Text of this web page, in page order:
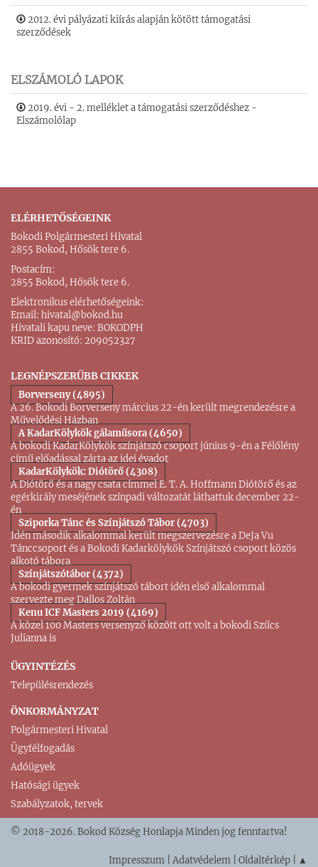
2012. évi pályázati kiírás alapján kötött támogatási
szerződések
ELSZÁMOLÓ LAPOK
2019. évi - 2. melléklet a támogatási szerződéshez -
Elszámolólap
ÖNKORMÁNYZAT
Polgármesteri Hivatal
Ügyfélfogadás
Adóügyek
Hatósági ügyek
Szabályzatok, tervek
ÜGYINTÉZÉS
Településrendezés
LEGNÉPSZERŰBB CIKKEK
Borverseny (4895)
A 26. Bokodi Borverseny március 22-én került megrendezésre a
Művelődési Házban
A KadarKölykök gálaműsora (4650)
A bokodi KadarKölykök színjátszó csoport június 9-én a Félőlény
című előadással zárta az idei évadot
KadarKölykök: Diótörő (4308)
A Diótörő és a nagy csata címmel E. T. A. Hoffmann Diótörő és az
egérkirály meséjének színpadi változatát láthattuk december 22-
én
Sziporka Tánc és Színjátszó Tábor (4703)
Idén második alkalommal került megszervezésre a DeJa Vu
Tánccsoport és a Bokodi Kadarkölykök Színjátszó csoport közös
alkotó tábora
Színjátszótábor (4372)
A bokodi gyermek színjátszó tábort idén első alkalommal
szervezte meg Dallos Zoltán
Kenu ICF Masters 2019 (4169)
A közel 100 Masters versenyző között ott volt a bokodi Szűcs
Julianna is
ELÉRHETŐSÉGEINK
Bokodi Polgármesteri Hivatal
2855 Bokod, Hősök tere 6.
Postacím:
2855 Bokod, Hősök tere 6.
Elektronikus elérhetőségeink:
Email: hivatal@bokod.hu
Hivatali kapu neve: BOKODPH
KRID azonosító: 209052327
© 2018-2026. Bokod Község Honlapja Minden jog fenntartva!
Impresszum Adatvédelem Oldaltérkép ▲